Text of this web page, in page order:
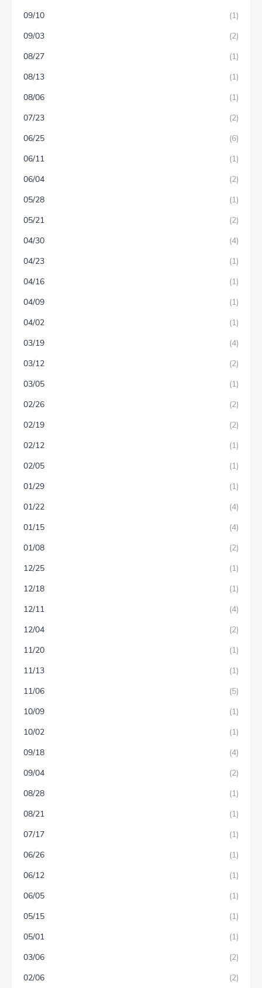
09/10
(1)
09/03
(2)
08/27
(1)
08/13
(1)
08/06
(1)
07/23
(2)
06/25
(6)
06/11
(1)
06/04
(2)
05/28
(1)
05/21
(2)
04/30
(4)
04/23
(1)
04/16
(1)
04/09
(1)
04/02
(1)
03/19
(4)
03/12
(2)
03/05
(1)
02/26
(2)
02/19
(2)
02/12
(1)
02/05
(1)
01/29
(1)
01/22
(4)
01/15
(4)
01/08
(2)
12/25
(1)
12/18
(1)
12/11
(4)
12/04
(2)
11/20
(1)
11/13
(1)
11/06
(5)
10/09
(1)
10/02
(1)
09/18
(4)
09/04
(2)
08/28
(1)
08/21
(1)
07/17
(1)
06/26
(1)
06/12
(1)
06/05
(1)
05/15
(1)
05/01
(1)
03/06
(2)
02/06
(2)